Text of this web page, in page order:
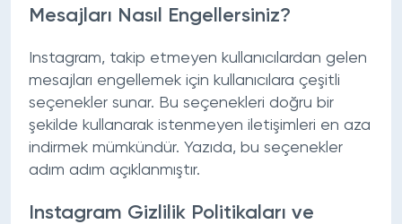
Mesajları Nasıl Engellersiniz?
Instagram, takip etmeyen kullanıcılardan gelen
mesajları engellemek için kullanıcılara çeşitli
seçenekler sunar. Bu seçenekleri doğru bir
şekilde kullanarak istenmeyen iletişimleri en aza
indirmek mümkündür. Yazıda, bu seçenekler
adım adım açıklanmıştır.
Instagram Gizlilik Politikaları ve